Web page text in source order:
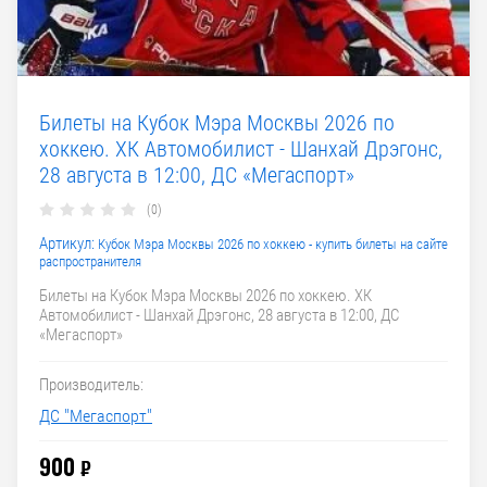
Билеты на Кубок Мэра Москвы 2026 по
хоккею. ХК Автомобилист - Шанхай Дрэгонс,
28 августа в 12:00, ДС «Мегаспорт»
(0)
Артикул: Кубок Мэра Москвы 2026 по хоккею - купить билеты на сайте
распространителя
Билеты на Кубок Мэра Москвы 2026 по хоккею. ХК
Автомобилист - Шанхай Дрэгонс, 28 августа в 12:00, ДС
«Мегаспорт»
Производитель:
ДС "Мегаспорт"
900 ₽